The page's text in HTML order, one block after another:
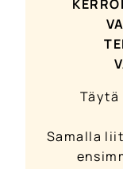
Täytä
Samalla